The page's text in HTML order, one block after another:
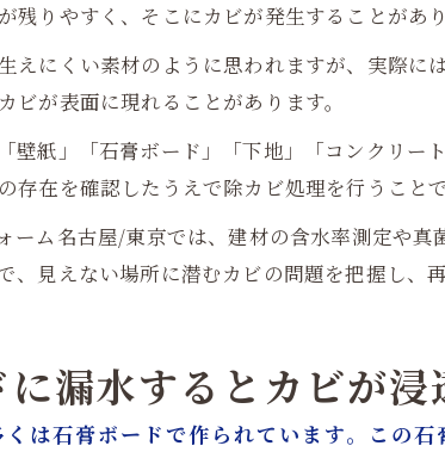
りやすく、そこにカビが発生することがあり
えにくい素材のように思われますが、実際
が表面に現れることがあります。
壁紙」「石膏ボード」「下地」「コンクリー
存在を確認したうえで除カビ処理を行うこと
ーム名古屋/東京では、建材の含水率測定や
、見えない場所に潜むカビの問題を把握し、
漏水するとカビが浸
は石膏ボードで作られています。この